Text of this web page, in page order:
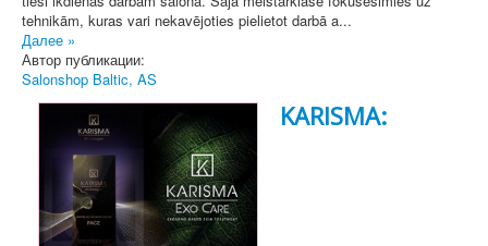
tehnikām, kuras vari nekavējoties pielietot darbā a...
Далее »
Автор публикации:
Salonshop Baltic, AS
KARISMA: